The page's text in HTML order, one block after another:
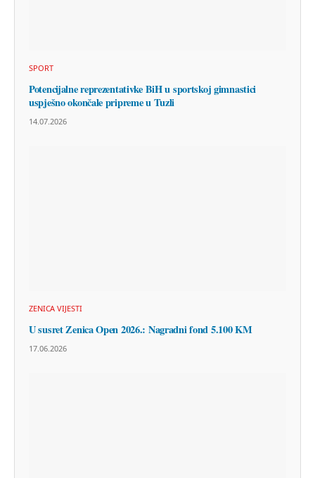
SPORT
Potencijalne reprezentativke BiH u sportskoj gimnastici
uspješno okončale pripreme u Tuzli
14.07.2026
ZENICA VIJESTI
U susret Zenica Open 2026.: Nagradni fond 5.100 KM
17.06.2026